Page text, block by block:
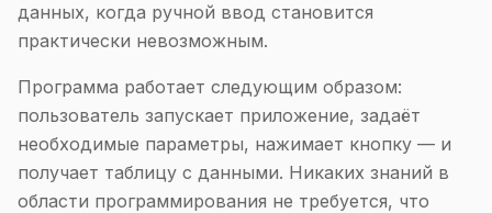
данных, когда ручной ввод становится
практически невозможным.
Программа работает следующим образом:
пользователь запускает приложение, задаёт
необходимые параметры, нажимает кнопку — и
получает таблицу с данными. Никаких знаний в
области программирования не требуется, что